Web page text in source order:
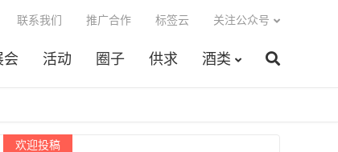
会 活动 圈子 供求 酒类
联系我们 推广合作 标签云 关注公众号
欢迎投稿